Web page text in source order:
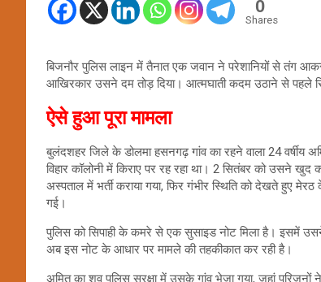
0
Shares
बिजनौर पुलिस लाइन में तैनात एक जवान ने परेशानियों से तंग
आखिरकार उसने दम तोड़ दिया। आत्मघाती कदम उठाने से पहले
ऐसे हुआ पूरा मामला
बुलंदशहर जिले के डोलमा हसनगढ़ गांव का रहने वाला 24 वर्षीय
विहार कॉलोनी में किराए पर रह रहा था। 2 सितंबर को उसने
अस्पताल में भर्ती कराया गया, फिर गंभीर स्थिति को देखते हुए
गई।
पुलिस को सिपाही के कमरे से एक सुसाइड नोट मिला है। इसमें
अब इस नोट के आधार पर मामले की तहकीकात कर रही है।
अमित का शव पुलिस सुरक्षा में उसके गांव भेजा गया, जहां